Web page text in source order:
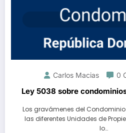
Carlos Macias 0
Ley 5038 sobre
Los gravámenes del
las diferentes Unidades de
lo…